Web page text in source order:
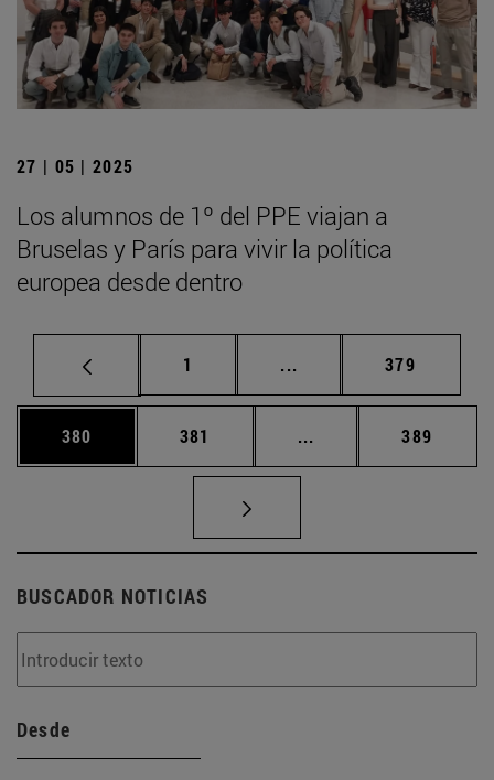
27 | 05 | 2025
Los alumnos de 1º del PPE viajan a
Bruselas y París para vivir la política
europea desde dentro
Página
1 ... Páginas intermedias
Página
379
Página
380 Página
381 ... Páginas intermedias
Página
389
BUSCADOR NOTICIAS
Desde